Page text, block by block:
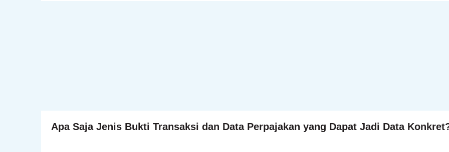
Apa Saja Jenis Bukti Transaksi dan Data Perpajakan yang Dapat Jadi Data